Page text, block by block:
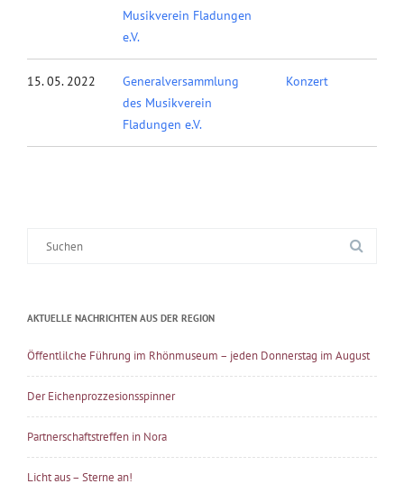
Musikverein Fladungen
e.V.
15. 05. 2022
Generalversammlung
des Musikverein
Fladungen e.V.
Konzert
AKTUELLE NACHRICHTEN AUS DER REGION
Öffentlilche Führung im Rhönmuseum – jeden Donnerstag im August
Der Eichenprozzesionsspinner
Partnerschaftstreffen in Nora
Licht aus – Sterne an!